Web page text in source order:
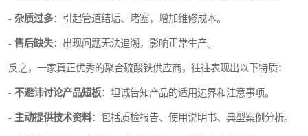
- 杂质过多：引起管道结垢、堵塞，增加维修成本。
- 售后缺失：出现问题无法追溯，影响正常生产。
反之，一家真正优秀的聚合硫酸铁供应商，往往表现出以下特质：
- 不避讳讨论产品短板：坦诚告知产品的适用边界和注意事项。
- 主动提供技术资料：包括质检报告、使用说明书、典型案例分析。